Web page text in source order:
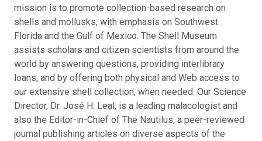
mission is to promote collection-based research on
shells and mollusks, with emphasis on Southwest
Florida and the Gulf of Mexico. The Shell Museum
assists scholars and citizen scientists from around the
world by answering questions, providing interlibrary
loans, and by offering both physical and Web access to
our extensive shell collection, when needed. Our Science
Director, Dr. José H. Leal, is a leading malacologist and
also the Editor-in-Chief of The Nautilus, a peer-reviewed
journal publishing articles on diverse aspects of the